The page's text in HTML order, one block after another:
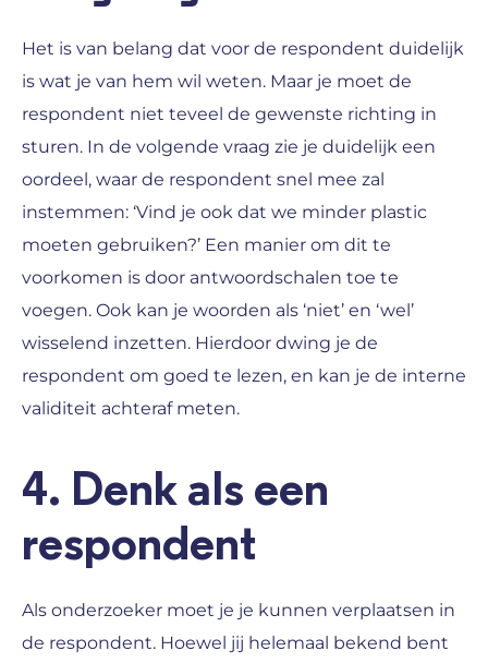
Het is van belang dat voor de respondent duidelijk
is wat je van hem wil weten. Maar je moet de
respondent niet teveel de gewenste richting in
sturen. In de volgende vraag zie je duidelijk een
oordeel, waar de respondent snel mee zal
instemmen: ‘Vind je ook dat we minder plastic
moeten gebruiken?’ Een manier om dit te
voorkomen is door antwoordschalen toe te
voegen. Ook kan je woorden als ‘niet’ en ‘wel’
wisselend inzetten. Hierdoor dwing je de
respondent om goed te lezen, en kan je de interne
validiteit achteraf meten.
4. Denk als een
respondent
Als onderzoeker moet je je kunnen verplaatsen in
de respondent. Hoewel jij helemaal bekend bent